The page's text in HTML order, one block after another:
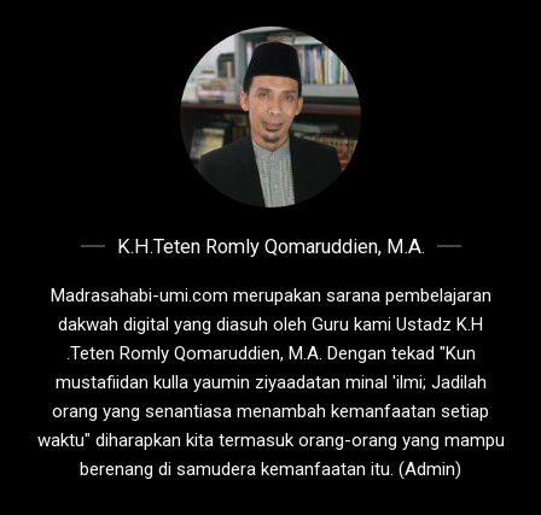
K.H.Teten Romly Qomaruddien, M.A.
Madrasahabi-umi.com merupakan sarana pembelajaran
dakwah digital yang diasuh oleh Guru kami Ustadz K.H
.Teten Romly Qomaruddien, M.A. Dengan tekad "Kun
mustafiidan kulla yaumin ziyaadatan minal 'ilmi; Jadilah
orang yang senantiasa menambah kemanfaatan setiap
waktu" diharapkan kita termasuk orang-orang yang mampu
berenang di samudera kemanfaatan itu. (Admin)